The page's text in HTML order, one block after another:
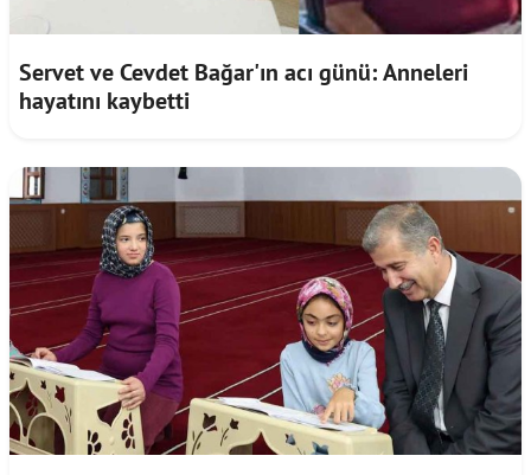
Servet ve Cevdet Bağar'ın acı günü: Anneleri
hayatını kaybetti